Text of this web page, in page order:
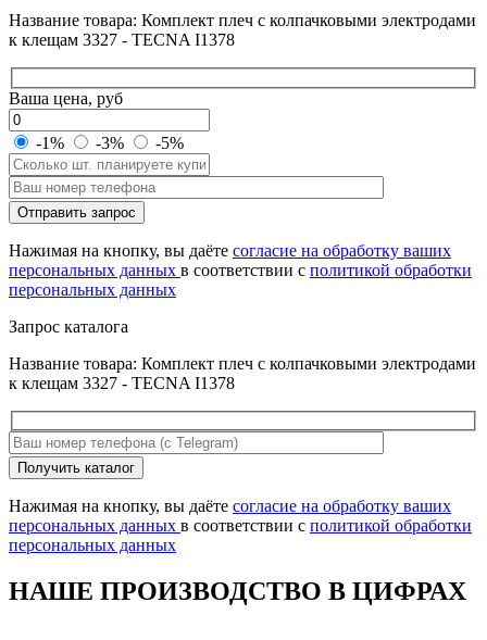
Название товара: Комплект плеч с колпачковыми электродами
к клещам 3327 - TECNA I1378
Ваша цена, руб
-1% -3% -5%
Оставьте
это
поле
пустым.
Отправить запрос
Нажимая на кнопку, вы даёте согласие на обработку ваших
персональных данных в соответствии с политикой обработки
персональных данных
Запрос каталога
Название товара: Комплект плеч с колпачковыми электродами
к клещам 3327 - TECNA I1378
Оставьте
это
поле
пустым.
Получить каталог
Нажимая на кнопку, вы даёте согласие на обработку ваших
персональных данных в соответствии с политикой обработки
персональных данных
НАШЕ ПРОИЗВОДСТВО В ЦИФРАХ